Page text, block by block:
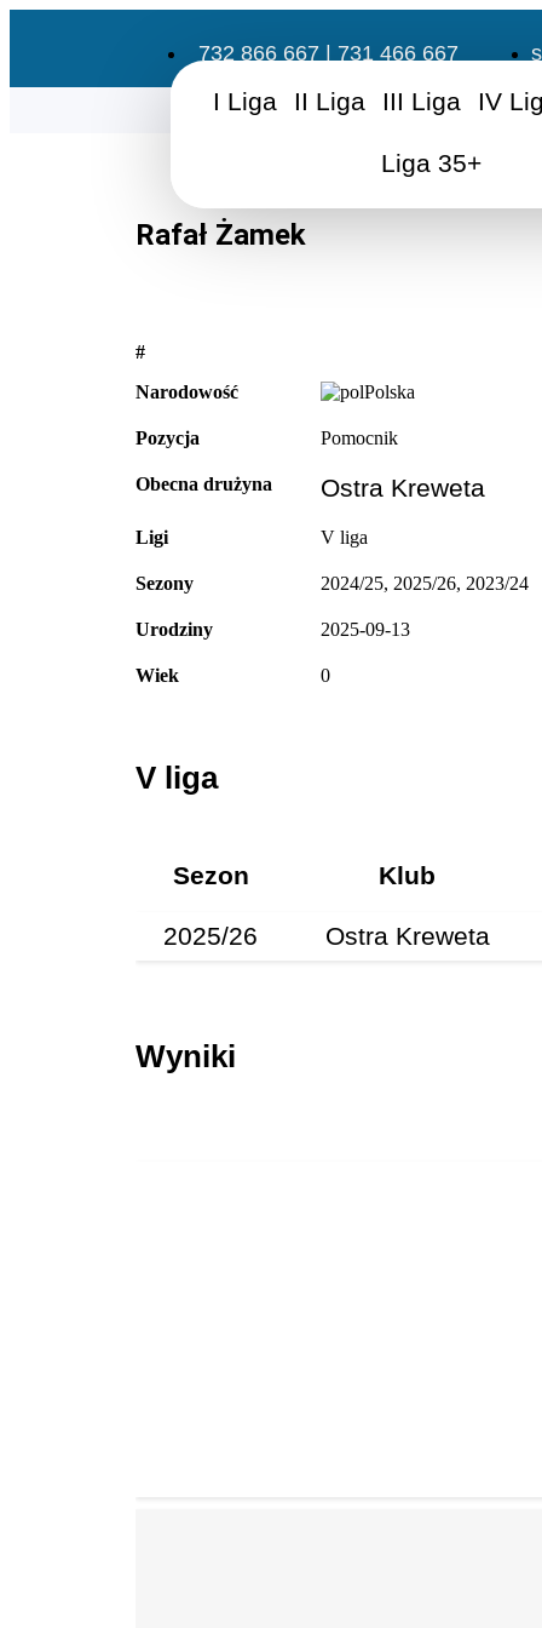
732 866 667 | 731 466 667
I Liga II Liga III Liga IV
Liga 35+
Rafał Żamek
#
Narodowość
Polska
Pozycja Pomocnik
Obecna drużyna Ostra Kreweta
Ligi V liga
Sezony 2024/25, 2025/26, 2023/24
Urodziny 2025-09-13
Wiek 0
V liga
Sezon Klub
2025/26 Ostra Kreweta
Wyniki